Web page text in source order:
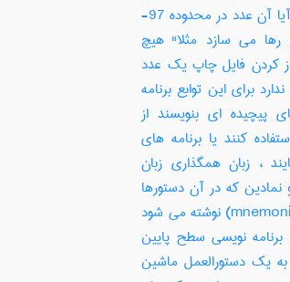
گرفته و بررسی می کند که آیا آن عدد در محدوده 97-
رها می سازد مثلا" هیچ
کردن فایل چاپ یک عدد
برای این توابع برنامه
پیچیده ای بنویسند از
کنند یا برنامه های
، زبان همگذاری زبان
که در آن دستورها
با اسامی کوتاه و یاد آور (mnemonic) نوشته می شود
نویسی سطح پایین
یک دستورالعمل ماشین